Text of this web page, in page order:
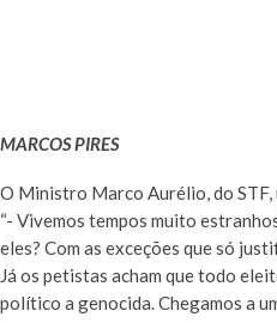
MARCOS PIRES
O Ministro Marco Aurélio, do STF,
“- Vivemos tempos muito
eles? Com as exceções que só
Já os petistas acham que todo
político a genocida. Chegamos a